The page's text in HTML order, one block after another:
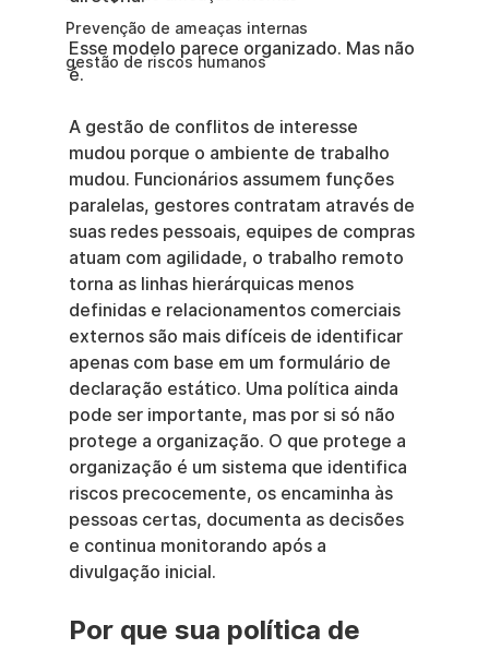
Prevenção de ameaças internas
gestão de riscos humanos
Esse modelo parece organizado. Mas não
é.
A gestão de conflitos de interesse
mudou porque o ambiente de trabalho
mudou. Funcionários assumem funções
paralelas, gestores contratam através de
suas redes pessoais, equipes de compras
atuam com agilidade, o trabalho remoto
torna as linhas hierárquicas menos
definidas e relacionamentos comerciais
externos são mais difíceis de identificar
apenas com base em um formulário de
declaração estático. Uma política ainda
pode ser importante, mas por si só não
protege a organização. O que protege a
organização é um sistema que identifica
riscos precocemente, os encaminha às
pessoas certas, documenta as decisões
e continua monitorando após a
divulgação inicial.
Por que sua política de